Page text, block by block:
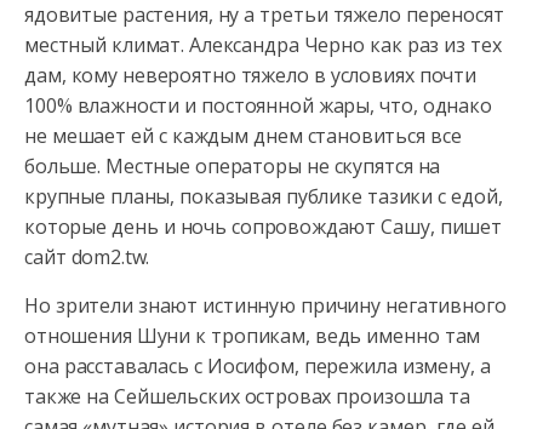
ядовитые растения, ну а третьи тяжело переносят
местный климат. Александра Черно как раз из тех
дам, кому невероятно тяжело в условиях почти
100% влажности и постоянной жары, что, однако
не мешает ей с каждым днем становиться все
больше. Местные операторы не скупятся на
крупные планы, показывая публике тазики с едой,
которые день и ночь сопровождают Сашу, пишет
сайт dom2.tw.
Но зрители знают истинную причину негативного
отношения Шуни к тропикам, ведь именно там
она расставалась с Иосифом, пережила измену, а
также на Сейшельских островах произошла та